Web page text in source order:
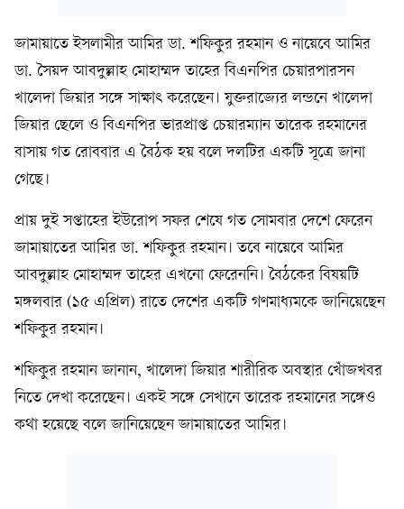
জামায়াতে ইসলামীর আমির ডা. শফিকুর রহমান ও নায়েবে আমির
ডা. সৈয়দ আবদুল্লাহ মোহাম্মদ তাহের বিএনপির চেয়ারপারসন
খালেদা জিয়ার সঙ্গে সাক্ষাৎ করেছেন। যুক্তরাজ্যের লন্ডনে খালেদা
জিয়ার ছেলে ও বিএনপির ভারপ্রাপ্ত চেয়ারম্যান তারেক রহমানের
বাসায় গত রোববার এ বৈঠক হয় বলে দলটির একটি সূত্রে জানা
গেছে।
প্রায় দুই সপ্তাহের ইউরোপ সফর শেষে গত সোমবার দেশে ফেরেন
জামায়াতের আমির ডা. শফিকুর রহমান। তবে নায়েবে আমির
আবদুল্লাহ মোহাম্মদ তাহের এখনো ফেরেননি। বৈঠকের বিষয়টি
মঙ্গলবার (১৫ এপ্রিল) রাতে দেশের একটি গণমাধ্যমকে জানিয়েছেন
শফিকুর রহমান।
শফিকুর রহমান জানান, খালেদা জিয়ার শারীরিক অবস্থার খোঁজখবর
নিতে দেখা করেছেন। একই সঙ্গে সেখানে তারেক রহমানের সঙ্গেও
কথা হয়েছে বলে জানিয়েছেন জামায়াতের আমির।